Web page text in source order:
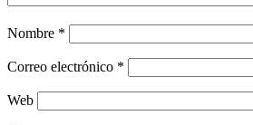
Nombre *
Correo electrónico *
Web